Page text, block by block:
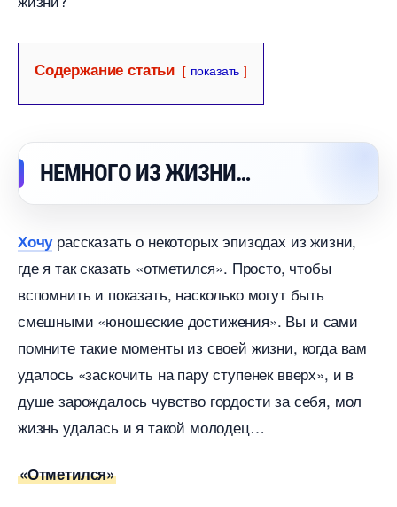
Содержание статьи показать
НЕМНОГО ИЗ ЖИЗНИ
Хочурассказать о некоторых эпизодах из жизни,
де я так сказать «отметился». Просто, чтобы
спомнить и показать, насколько могут быть
смешными «юношеские достижения». Вы и сами
помните такие моменты из своей жизни, когда вам
удалось «заскочить на пару ступенек вверх», и
душе зарождалось чувство гордости за себя, мол
жизнь удалась и я такой молодец
«Отметился»